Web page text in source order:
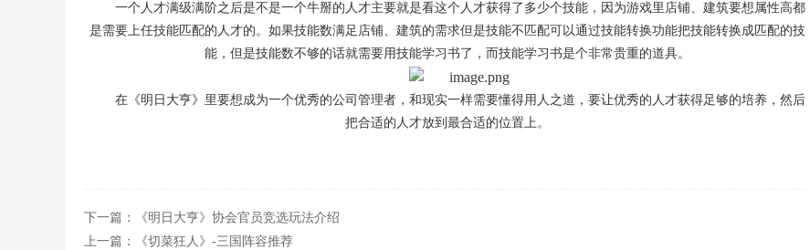
一个人才满级满阶之后是不是一个牛掰的人才主要就是看这个人才获得了多少个技能，因为游戏里店铺、建筑要想属性高都
是需要上任技能匹配的人才的。如果技能数满足店铺、建筑的需求但是技能不匹配可以通过技能转换功能把技能转换成匹配的技
能，但是技能数不够的话就需要用技能学习书了，而技能学习书是个非常贵重的道具。
在《明日大亨》里要想成为一个优秀的公司管理者，和现实一样需要懂得用人之道，要让优秀的人才获得足够的培养，然后
把合适的人才放到最合适的位置上。
下一篇：
《明日大亨》协会官员竞选玩法介绍
上一篇：
《切菜狂人》-三国阵容推荐